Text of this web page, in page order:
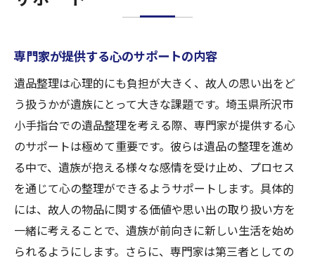
専門家が提供する心のサポートの内容
遺品整理は心理的にも負担が大きく、故人の思い出をど
う扱うかが遺族にとって大きな課題です。埼玉県所沢市
小手指台での遺品整理を考える際、専門家が提供する心
のサポートは極めて重要です。彼らは遺品の整理を進め
る中で、遺族が抱える様々な感情を受け止め、プロセス
を通じて心の整理ができるようサポートします。具体的
には、故人の物品に関する価値や思い出の取り扱い方を
一緒に考えることで、遺族が前向きに新しい生活を始め
られるようにします。さらに、専門家は第三者としての